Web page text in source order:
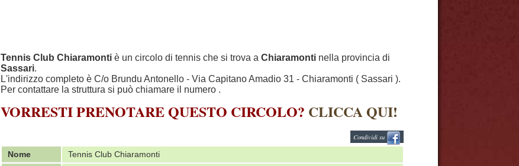
Tennis Club Chiaramonti è un circolo di tennis che si trova a Chiaramonti nella provincia di
Sassari.
L'indirizzo completo è C/o Brundu Antonello - Via Capitano Amadio 31 - Chiaramonti ( Sassari ).
Per contattare la struttura si può chiamare il numero .
VORRESTI PRENOTARE QUESTO CIRCOLO? CLICCA QUI!
Condividi su
Nome
Tennis Club Chiaramonti